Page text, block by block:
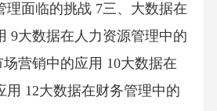
理面临的挑战 7三、大数据在
9大数据在人力资源管理中的
营销中的应用 10大数据在
用 12大数据在财务管理中的